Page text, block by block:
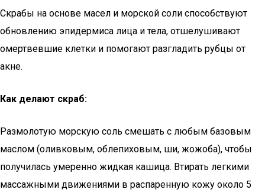
Скрабы на основе масел и морской соли способствуют
обновлению эпидермиса лица и тела, отшелушивают
омертвевшие клетки и помогают разгладить рубцы от
акне.
Как делают скраб:
Размолотую морскую соль смешать с любым базовым
маслом (оливковым, облепиховым, ши, жожоба), чтобы
получилась умеренно жидкая кашица. Втирать легкими
массажными движениями в распаренную кожу около 5